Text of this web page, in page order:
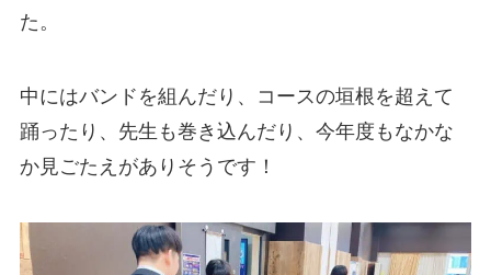
た。
中にはバンドを組んだり、コースの垣根を超えて
踊ったり、先生も巻き込んだり、今年度もなかな
か見ごたえがありそうです！